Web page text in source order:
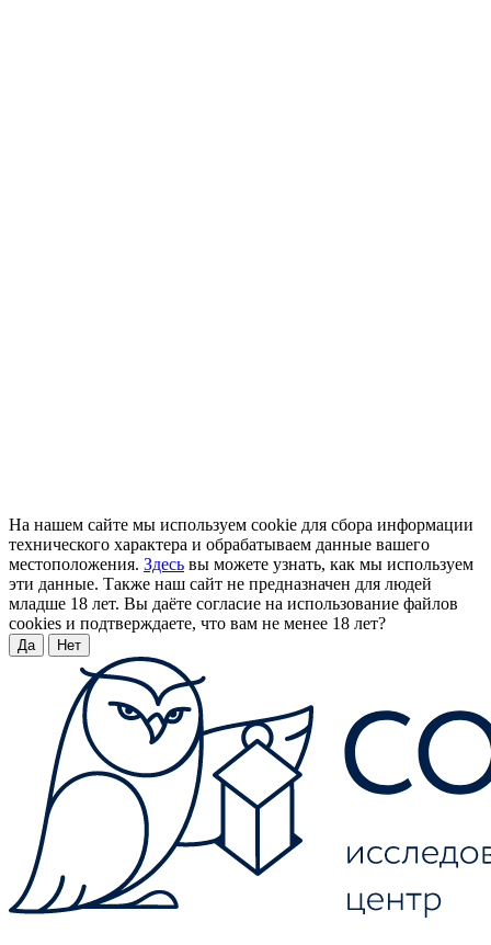
На нашем сайте мы используем cookie для сбора информации
технического характера и обрабатываем данные вашего
местоположения. Здесь вы можете узнать, как мы используем
эти данные. Также наш сайт не предназначен для людей
младше 18 лет. Вы даёте согласие на использование файлов
cookies и подтверждаете, что вам не менее 18 лет?
Да Нет